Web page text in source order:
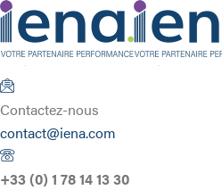
Contactez-nous
contact@iena.com
+33 (0) 1 78 14 13 30